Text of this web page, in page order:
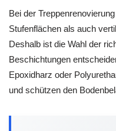
Bei der
Stufenflächen als auch
Deshalb ist die Wahl der
Beschichtungen
Epoxidharz oder
und schützen den